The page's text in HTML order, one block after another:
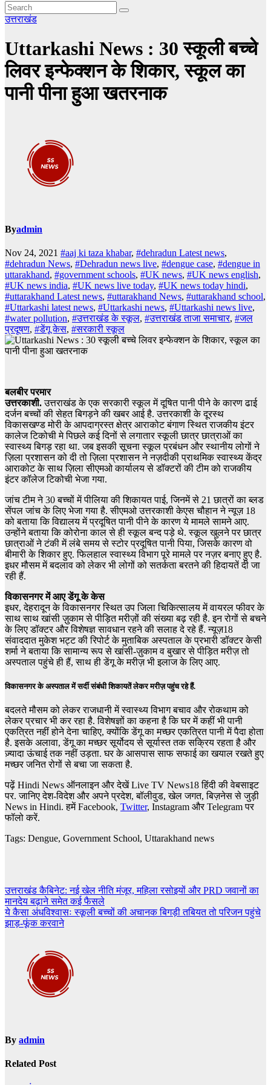
उत्तराखंड
Uttarkashi News : 30 स्कूली बच्चे
लिवर इन्फेक्शन के शिकार, स्कूल का
पानी पीना हुआ खतरनाक
Byadmin
Nov 24, 2021 #aaj ki taza khabar, #dehradun Latest news,
#dehradun News, #Dehradun news live, #dengue case, #dengue in
uttarakhand, #government schools, #UK news, #UK news english,
#UK news india, #UK news live today, #UK news today hindi,
#uttarakhand Latest news, #uttarakhand News, #uttarakhand school,
#Uttarkashi latest news, #Uttarkashi news, #Uttarkashi news live,
#water pollution, #उत्तराखंड के स्कूल, #उत्तराखंड ताजा समाचार, #जल
प्रदूषण, #डेंगू केस, #सरकारी स्कूल
बलबीर परमार
उत्तरकाशी.उत्तराखंड के एक सरकारी स्कूल में दूषित पानी पीने के कारण ढाई
दर्जन बच्चों की सेहत बिगड़ने की खबर आई है. उत्तरकाशी के दूरस्थ
विकासखण्ड मोरी के आपदाग्रस्त क्षेत्र आराकोट बंगाण स्थित राजकीय इंटर
कालेज टिकोची मे पिछले कई दिनों से लगातार स्कूली छात्र छात्राओं का
स्वास्थ्य बिगड़ रहा था. जब इसकी सूचना स्कूल प्रबंधन और स्थानीय लोगों ने
ज़िला प्रशासन को दी तो ज़िला प्रशासन ने नज़दीकी प्राथमिक स्वास्थ्य केंद्र
आराकोट के साथ ज़िला सीएमओ कार्यालय से डॉक्टरों की टीम को राजकीय
इंटर कॉलेज टिकोची भेजा गया.
जांच टीम ने 30 बच्चों में पीलिया की शिकायत पाई, जिनमें से 21 छात्रों का ब्लड
सेंपल जांच के लिए भेजा गया है. सीएमओ उत्तरकाशी केएस चौहान ने न्यूज़ 18
को बताया कि विद्यालय में प्रदूषित पानी पीने के कारण ये मामले सामने आए.
उन्होंने बताया कि कोरोना काल से ही स्कूल बन्द पड़े थे. स्कूल खुलने पर छात्र
छात्राओं ने टंकी में लंबे समय से स्टोर प्रदूषित पानी पिया, जिसके कारण वो
बीमारी के शिकार हुए. फिलहाल स्वास्थ्य विभाग पूरे मामले पर नज़र बनाए हुए है.
इधर मौसम में बदलाव को लेकर भी लोगों को सतर्कता बरतने की हिदायतें दी जा
रही हैं.
विकासनगर में आए डेंगू के केस
इधर, देहरादून के विकासनगर स्थित उप जिला चिकित्सालय में वायरल फीवर के
साथ साथ खांसी ज़ुकाम से पीड़ित मरीज़ों की संख्या बढ़ रही है. इन रोगों से बचने
के लिए डॉक्टर और विशेषज्ञ सावधान रहने की सलाह दे रहे हैं. न्यूज़18
संवाददात मुकेश भट्ट की रिपोर्ट के मुताबिक अस्पताल के प्रभारी डॉक्टर केसी
शर्मा ने बताया कि सामान्य रूप से खांसी-ज़ुकाम व बुखार से पीड़ित मरीज़ तो
अस्पताल पहुंचे ही हैं, साथ ही डेंगू के मरीज़ भी इलाज के लिए आए.
विकासनगर के अस्पताल में सर्दी संबंधी​ शिकायतें लेकर मरीज़ पहुंच रहे हैं.
बदलते मौसम को लेकर राजधानी में स्वास्थ्य विभाग बचाव और रोकथाम को
लेकर प्रचार भी कर रहा है. विशेषज्ञों का कहना है कि घर में कहीं भी पानी
एकत्रित नहीं होने देना चाहिए, क्योंकि डेंगू का मच्छर एकत्रित पानी में पैदा होता
है. इसके अलावा, डेंगू का मच्छर सूर्योदय से सूर्यास्त तक सक्रिय रहता है और
ज़्यादा ऊंचाई तक नहीं उड़ता. घर के आसपास साफ सफाई का खयाल रखते हुए
मच्छर जनित रोगों से बचा जा सकता है.
पढ़ें Hindi News ऑनलाइन और देखेंLive TV News18हिंदी की वेबसाइट
पर. जानिए देश-विदेश और अपने प्रदेश, बॉलीवुड, खेल जगत, बिज़नेस से जुड़ी
News in Hindi. हमेंFacebook, Twitter, Instagram और Telegramपर
फॉलो करें.
Tags: Dengue, Government School, Uttarakhand news
Post
navigation
उत्तराखंड कैबिनेट: नई खेल नीति मंजूर, महिला रसोइयों और PRD जवानों का
मानदेय बढ़ाने समेत कई फैसले
ये कैसा अंधविश्वासः स्कूली बच्चों की अचानक बिगड़ी तबियत तो परिजन पहुंचे
झाड़-फूंक करवाने
By admin
Related Post